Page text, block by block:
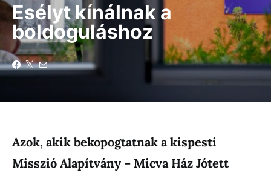
Esélyt kínálnak a
boldoguláshoz
Azok, akik bekopogtatnak a kispesti
Misszió Alapítvány – Micva Ház Jótett